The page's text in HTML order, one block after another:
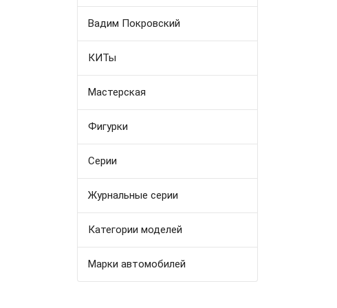
Вадим Покровский
КИТы
Мастерская
Фигурки
Серии
Журнальные серии
Категории моделей
Марки автомобилей